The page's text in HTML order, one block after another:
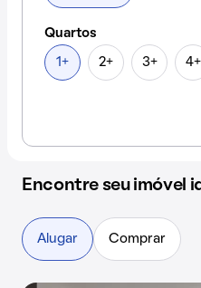
Quartos
1+ 2+ 3+ 4+
Encontre seu imóvel
Alugar Comprar